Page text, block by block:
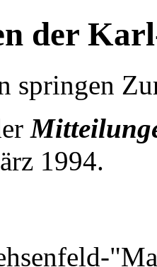
der
springen
1994.
-